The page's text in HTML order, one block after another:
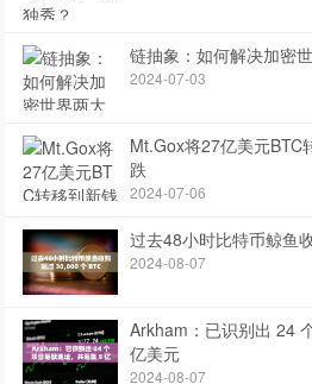
链抽象：如何解决加密
2024-07-03
Mt.Gox将27亿美元BTC
跌
2024-07-06
过去48小时比特币鲸鱼
2024-08-07
Arkham：已识别出 24
亿美元
2024-08-07